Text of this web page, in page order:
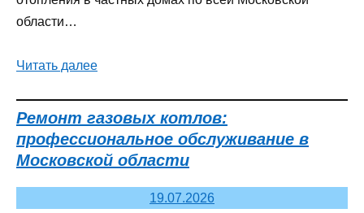
области…
Читать далее
Ремонт газовых котлов:
профессиональное обслуживание в
Московской области
19.07.2026